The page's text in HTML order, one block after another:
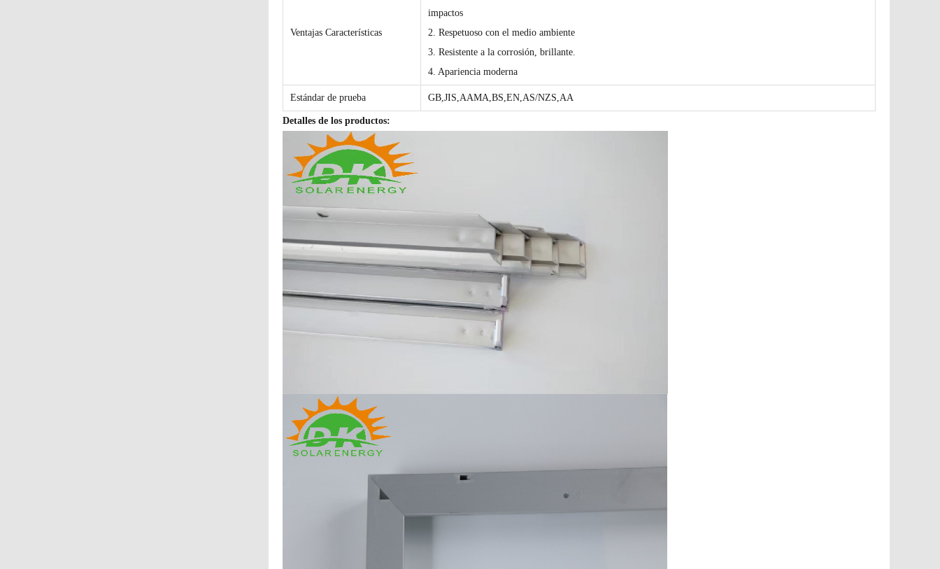
Ventajas Características
impactos
2. Respetuoso con el medio ambiente
3. Resistente a la corrosión, brillante.
4. Apariencia moderna
Estándar de prueba GB,JIS,AAMA,BS,EN,AS/NZS,AA
Detalles de los productos: